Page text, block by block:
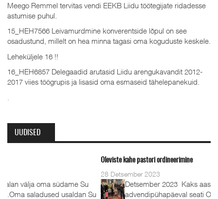
Meego Remmel tervitas vendi EEKB Liidu töötegijate ridadesse
astumise puhul.
15_HEH7566 Leivamurdmine konverentside lõpul on see
osadustund, millelt on hea minna tagasi oma koguduste keskele.
Leheküljele 16 !!
16_HEH6857 Delegaadid arutasid Liidu arengukavandit 2012-
2017 viies töögrupis ja lisasid oma esmaseid tähelepanekuid.
UUDISED
Detsember 2023 Kaks aastat tagasi, 1.
advendipühapäeval seati Oleviste